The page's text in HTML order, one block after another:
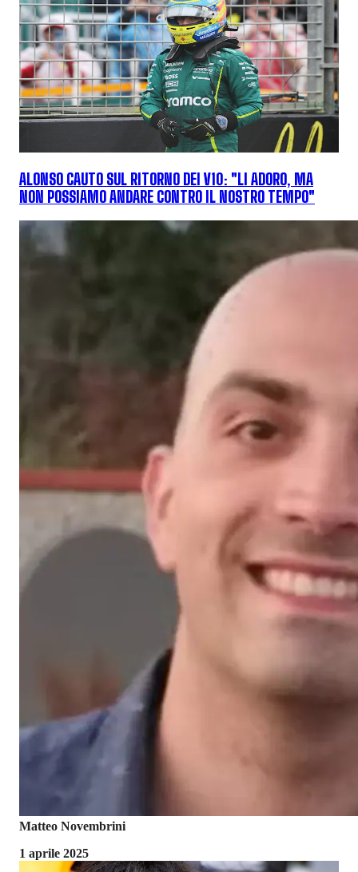
ALONSO CAUTO SUL RITORNO DEI V10: "LI ADORO, MA
NON POSSIAMO ANDARE CONTRO IL NOSTRO TEMPO"
Matteo Novembrini
1 aprile 2025